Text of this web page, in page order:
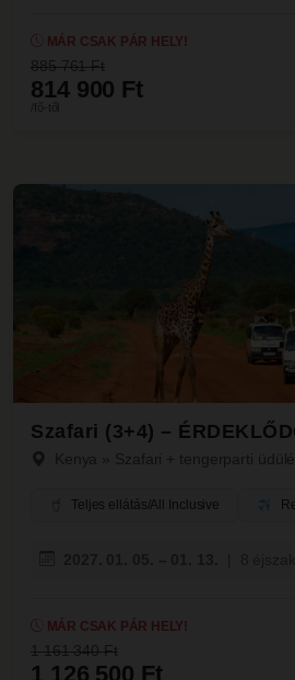
MÁR CSAK PÁR HELY!
885 761 Ft
814 900 Ft
/fő-től
Szafari (3+4) –
Kenya » Szafari + tengerparti
Teljes ellátás/All Inclusive
MÁR CSAK PÁR HELY!
1 161 340 Ft
1 126 500 Ft